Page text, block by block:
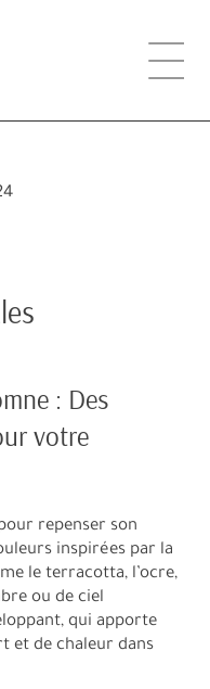
: Des
votre
repenser son
inspirées par la
le terracotta, l’ocre,
ou de ciel
qui apporte
et de chaleur dans